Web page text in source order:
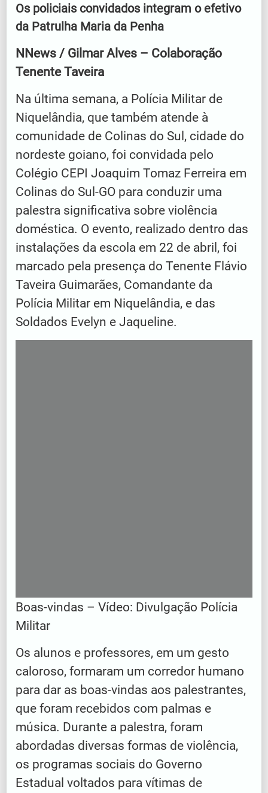
Os policiais convidados integram o efetivo
da Patrulha Maria da Penha
NNews / Gilmar Alves – Colaboração
Tenente Taveira
Na última semana, a Polícia Militar de
Niquelândia, que também atende à
comunidade de Colinas do Sul, cidade do
nordeste goiano, foi convidada pelo
Colégio CEPI Joaquim Tomaz Ferreira em
Colinas do Sul-GO para conduzir uma
palestra significativa sobre violência
doméstica. O evento, realizado dentro das
instalações da escola em 22 de abril, foi
marcado pela presença do Tenente Flávio
Taveira Guimarães, Comandante da
Polícia Militar em Niquelândia, e das
Soldados Evelyn e Jaqueline.
Boas-vindas – Vídeo: Divulgação Polícia
Militar
Os alunos e professores, em um gesto
caloroso, formaram um corredor humano
para dar as boas-vindas aos palestrantes,
que foram recebidos com palmas e
música. Durante a palestra, foram
abordadas diversas formas de violência,
os programas sociais do Governo
Estadual voltados para vítimas de